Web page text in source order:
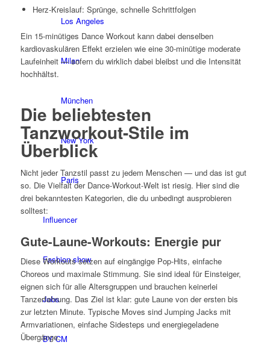
Los Angeles
Milan
München
New York
Paris
Influencer
Fashion show
Jobs
BY CM
Herz-Kreislauf: Sprünge, schnelle Schrittfolgen
Ein 15-minütiges Dance Workout kann dabei denselben
kardiovaskulären Effekt erzielen wie eine 30-minütige moderate
Laufeinheit — sofern du wirklich dabei bleibst und die Intensität
hochhältst.
Die beliebtesten
Tanzworkout-Stile im
Überblick
Nicht jeder Tanzstil passt zu jedem Menschen — und das ist gut
so. Die Vielfalt der Dance-Workout-Welt ist riesig. Hier sind die
drei bekanntesten Kategorien, die du unbedingt ausprobieren
solltest:
Gute-Laune-Workouts: Energie pur
Diese Workouts setzen auf eingängige Pop-Hits, einfache
Choreos und maximale Stimmung. Sie sind ideal für Einsteiger,
eignen sich für alle Altersgruppen und brauchen keinerlei
Tanzerfahrung. Das Ziel ist klar: gute Laune von der ersten bis
zur letzten Minute. Typische Moves sind Jumping Jacks mit
Armvariationen, einfache Sidesteps und energiegeladene
Übergänge.